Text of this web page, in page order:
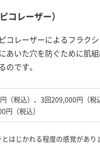
コレーザー）
コレーザーによるフラク
あいた穴を防ぐために肌
のです。
（税込）、3回209,000円（税
（税込）
はじかれる程度の感覚があ